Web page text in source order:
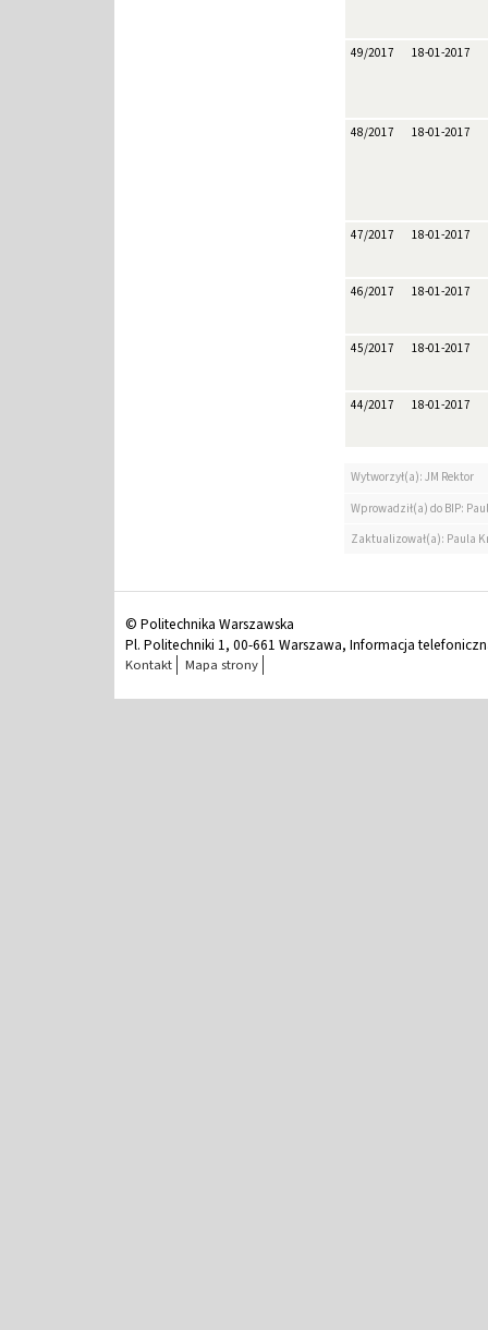
49/2017 18-01-2017
48/2017 18-01-2017
47/2017 18-01-2017
46/2017 18-01-2017
45/2017 18-01-2017
44/2017 18-01-2017
Wytworzył(a): JM Rektor
Wprowadził(a) do BIP:
Zaktualizował(a): Paula
© Politechnika Warszawska
Pl. Politechniki 1, 00-661 Warszawa, Informacja
Kontakt Mapa strony